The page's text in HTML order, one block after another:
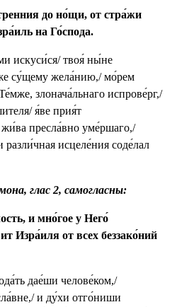
до но́щи, от стра́жи
на Го́спода.
искуси́ся/ твоя́ ны́не
су́щему жела́нию,/ мо́рем
злонача́льнаго испрове́рг,/
я́ве прия́т
пресла́вно уме́ршаго,/
разли́чная исцеле́ния соде́лал
глас 2, самогласны:
и мно́гое у Него́
Изра́иля от всех беззако́ний
дае́ши челове́ком,/
и ду́хи отго́ниши